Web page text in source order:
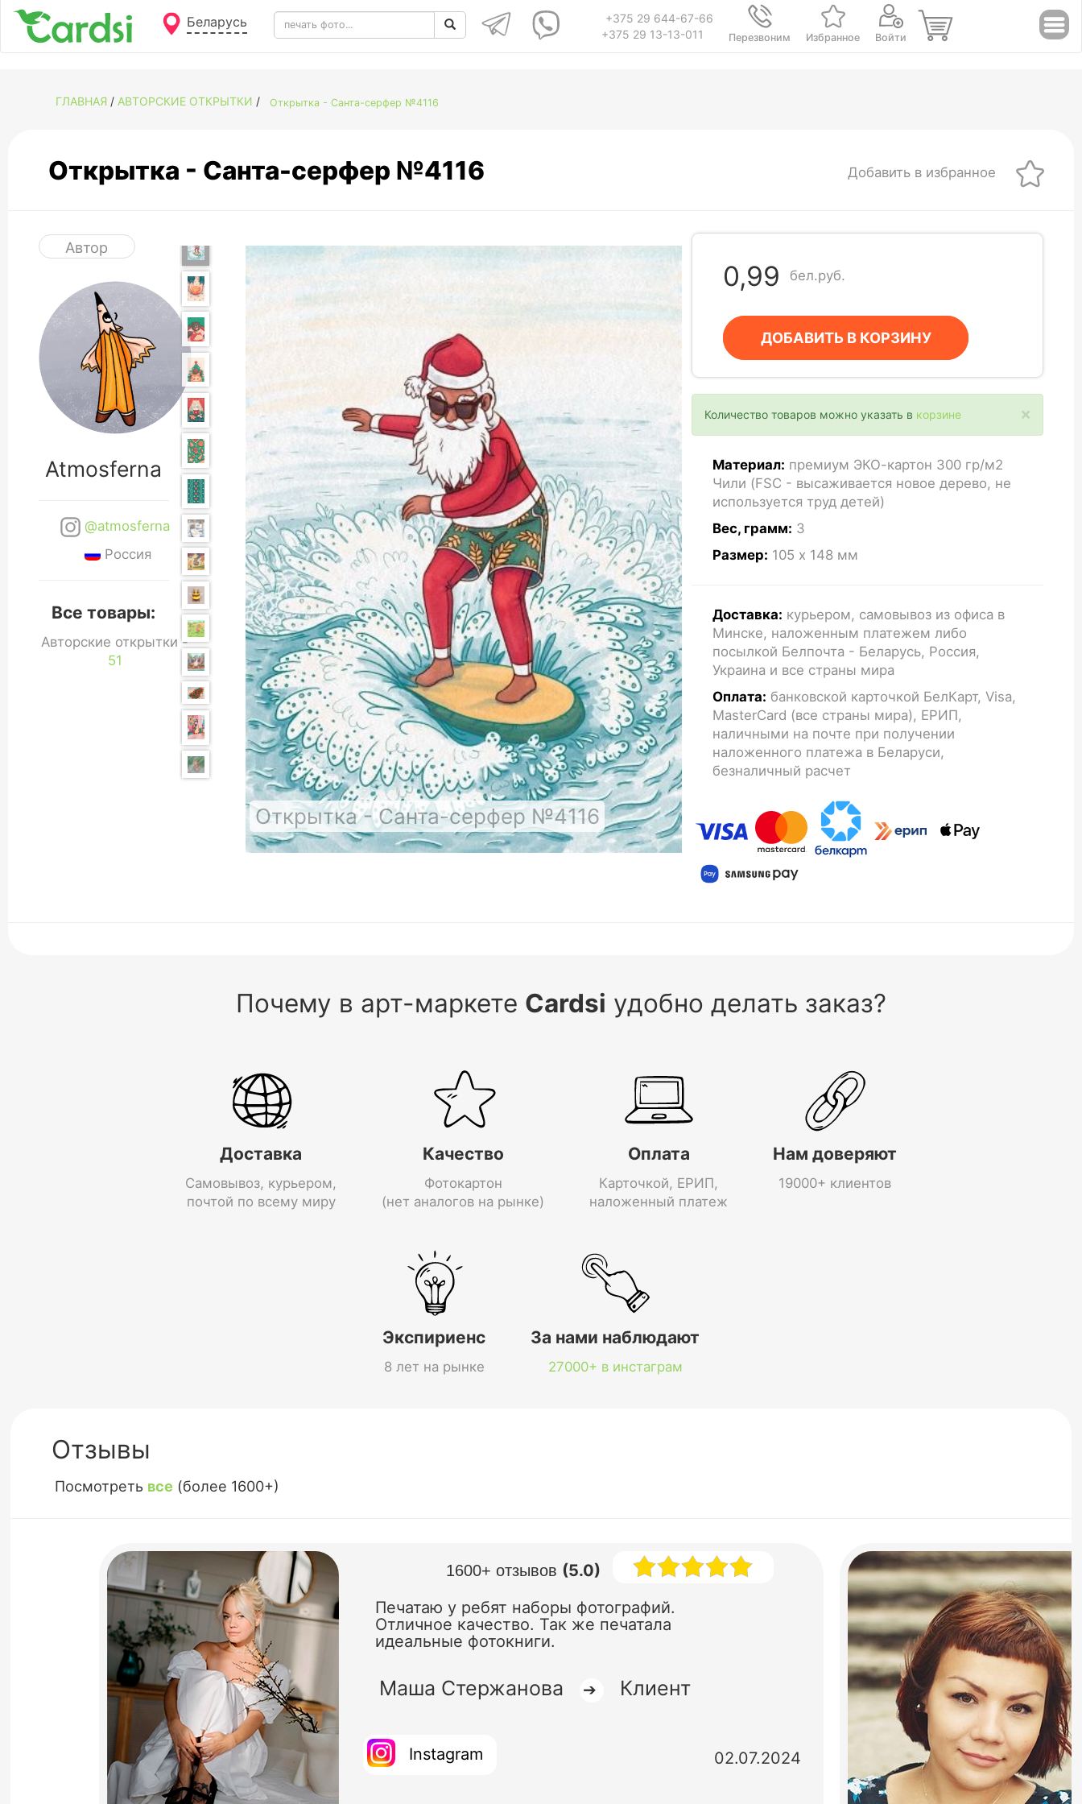
Беларусь
+375 29 644-67-66
+375 29 13-13-011
Перезвоним Избранное Войти
ГЛАВНАЯ / АВТОРСКИЕ ОТКРЫТКИ / Открытка - Санта-серфер №4116
Открытка - Санта-серфер №4116 Добавить в избранное
Автор
Atmosferna
@atmosferna
Россия
Все товары:
Авторские открытки -
51
Открытка - Санта-серфер №4116
0,99 бел.руб.
ДОБАВИТЬ В КОРЗИНУ
×
Количество товаров можно указать в корзине
Материал: премиум ЭКО-картон 300 гр/м2
Чили (FSC - высаживается новое дерево, не
используется труд детей)
Вес, грамм: 3
Размер: 105 x 148 мм
Доставка: курьером, самовывоз из офиса в
Минске, наложенным платежем либо
посылкой Белпочта - Беларусь, Россия,
Украина и все страны мира
Оплата: банковской карточкой БелКарт, Visa,
MasterCard (все страны мира), ЕРИП,
наличными на почте при получении
наложенного платежа в Беларуси,
безналичный расчет
Почему в арт-маркете Cardsi удобно делать заказ?
Доставка
Самовывоз, курьером,
почтой по всему миру
Качество
Фотокартон
(нет аналогов на рынке)
Оплата
Карточкой, ЕРИП,
наложенный платеж
Нам доверяют
19000+ клиентов
Экспириенс
8 лет на рынке
За нами наблюдают
27000+ в инстаграм
Отзывы
Посмотреть все (более 1600+)
1600+ отзывов (5.0)
Печатаю у ребят наборы фотографий.
Отличное качество. Так же печатала
идеальные фотокниги.
Маша Стержанова ➔ Клиент
Instagram 02.07.2024